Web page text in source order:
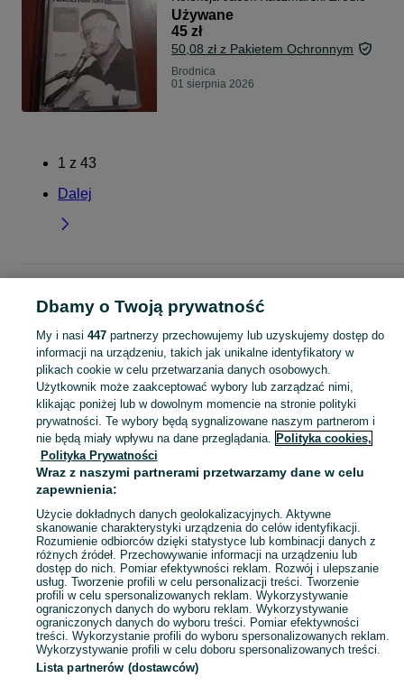
Używane
45 zł
50,08 zł z Pakietem Ochronnym
Brodnica
01 sierpnia 2026
1 z 43
Dalej
Kujawsko-pomorskie
Kasety audio - Brodnica
KATEGORIA
Zobacz
Mapa kategorii
Mapa miejscowości
Mapa ministron
Popularne wyszukiwania
Dbamy o Twoją prywatność
My i nasi 447partnerzy przechowujemy lub uzyskujemy dostęp do
informacji na urządzeniu, takich jak unikalne identyfikatory w
plikach cookie w celu przetwarzania danych osobowych.
Użytkownik może zaakceptować wybory lub zarządzać nimi,
klikając poniżej lub w dowolnym momencie na stronie polityki
prywatności. Te wybory będą sygnalizowane naszym partnerom i
nie będą miały wpływu na dane przeglądania. Polityka cookies,
Polityka Prywatności
Wraz z naszymi partnerami przetwarzamy dane w celu
zapewnienia:
Użycie dokładnych danych geolokalizacyjnych. Aktywne
skanowanie charakterystyki urządzenia do celów identyfikacji.
Rozumienie odbiorców dzięki statystyce lub kombinacji danych z
różnych źródeł. Przechowywanie informacji na urządzeniu lub
dostęp do nich. Pomiar efektywności reklam. Rozwój i ulepszanie
usług. Tworzenie profili w celu personalizacji treści. Tworzenie
profili w celu spersonalizowanych reklam. Wykorzystywanie
ograniczonych danych do wyboru reklam. Wykorzystywanie
ograniczonych danych do wyboru treści. Pomiar efektywności
treści. Wykorzystanie profili do wyboru spersonalizowanych reklam.
Wykorzystywanie profili w celu doboru spersonalizowanych treści.
Lista partnerów (dostawców)